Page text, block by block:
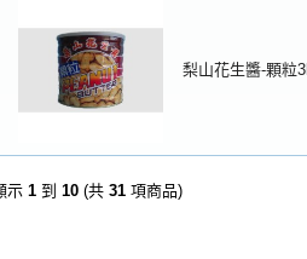
梨山花生醬-顆粒
示 1 到 10 (共 31 項商品)